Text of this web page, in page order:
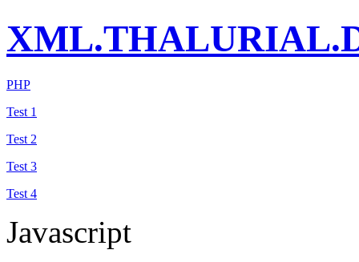
PHP
Test 1
Test 2
Test 3
Test 4
Javascript